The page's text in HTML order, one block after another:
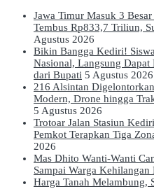
Jawa Timur Masuk 3
Tembus Rp833,7 Triliun,
Agustus 2026
Bikin Bangga Kediri!
Nasional, Langsung Dapat
dari Bupati 5 Agustus 2026
216 Alsintan
Modern, Drone hingga
5 Agustus 2026
Trotoar Jalan Stasiun
Pemkot Terapkan Tiga
2026
Mas Dhito Wanti-Wanti
Sampai Warga Kehilangan
Harga Tanah Melambung,